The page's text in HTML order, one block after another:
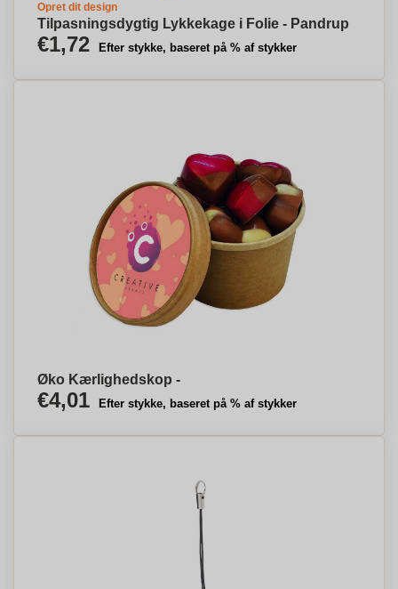
Opret dit design
Tilpasningsdygtig Lykkekage i Folie - Pandrup
€1,72 Efter stykke, baseret på % af stykker
Øko Kærlighedskop -
€4,01 Efter stykke, baseret på % af stykker